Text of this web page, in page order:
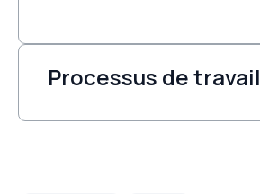
Processus de travail